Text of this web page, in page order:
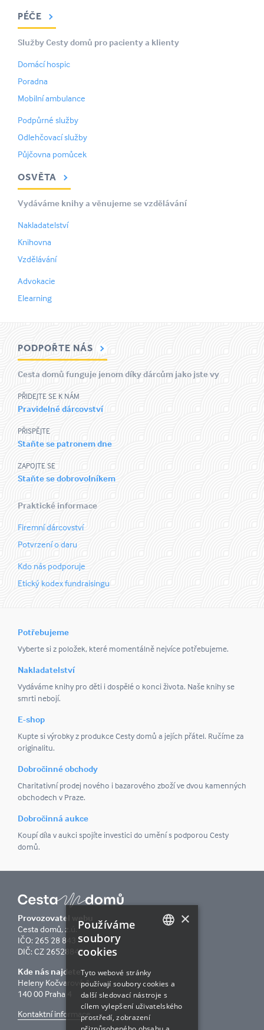
PÉČE
Služby Cesty domů pro pacienty a klienty
Domácí hospic
Poradna
Mobilní ambulance
Podpůrné služby
Odlehčovací služby
Půjčovna pomůcek
OSVĚTA
Vydáváme knihy a věnujeme se vzdělávání
Nakladatelství
Knihovna
Vzdělávání
Advokacie
Elearning
PODPOŘTE NÁS
Cesta domů funguje jenom díky dárcům jako jste vy
PŘIDEJTE SE K NÁM
Pravidelné dárcovství
PŘISPĚJTE
Staňte se patronem dne
ZAPOJTE SE
Staňte se dobrovolníkem
Praktické informace
Firemní dárcovství
Potvrzení o daru
Kdo nás podporuje
Etický kodex fundraisingu
Potřebujeme
Vyberte si z položek, které momentálně nejvíce potřebujeme.
Nakladatelství
Vydáváme knihy pro děti i dospělé o konci života. Naše knihy se
smrti nebojí.
E-shop
Kupte si výrobky z produkce Cesty domů a jejích přátel. Ručíme za
originalitu.
Dobročinné obchody
Charitativní prodej nového i bazarového zboží ve dvou kamenných
obchodech v Praze.
Dobročinná aukce
Koupí díla v aukci spojíte investici do umění s podporou Cesty
domů.
Provozovatel webu
Cesta domů, z.ú.
IČO: 265 28 843
DIČ: CZ 26528843
Kde nás najdete
Heleny Kočvarové 1
140 00 Praha 4
Kontaktní informace
×
Používáme
soubory
cookies
Tyto webové stránky
používají soubory cookies a
další sledovací nástroje s
cílem vylepšení uživatelského
prostředí, zobrazení